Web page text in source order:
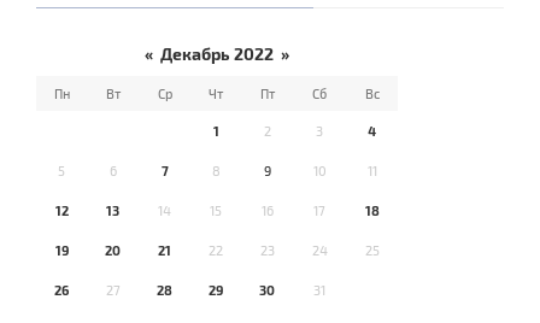
« Декабрь 2022 »
Пн Вт Ср Чт Пт Сб Вс
1 2 3 4
5 6 7 8 9 10 11
12 13 14 15 16 17 18
19 20 21 22 23 24 25
26 27 28 29 30 31